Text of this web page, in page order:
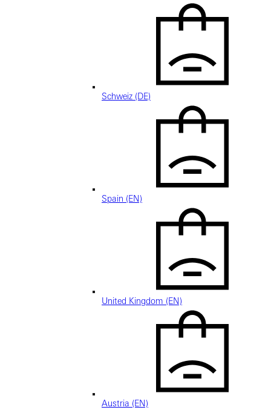
Schweiz (DE)
Spain (EN)
United Kingdom (EN)
Austria (EN)